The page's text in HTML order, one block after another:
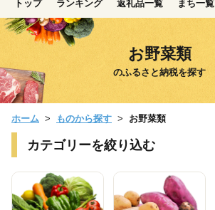
トップ ランキング 返礼品一覧 まち一覧
お野菜類
のふるさと納税を探す
ホーム ものから探す お野菜類
カテゴリーを絞り込む